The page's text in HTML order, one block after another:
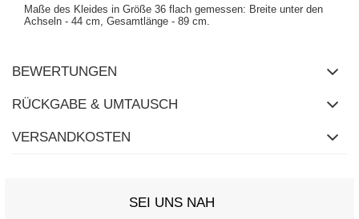
Maße des Kleides in Größe 36 flach gemessen: Breite unter den
Achseln - 44 cm, Gesamtlänge - 89 cm.
BEWERTUNGEN
RÜCKGABE & UMTAUSCH
VERSANDKOSTEN
SEI UNS NAH